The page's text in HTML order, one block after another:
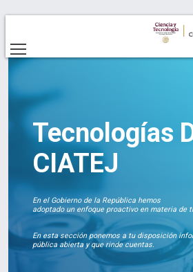
Tecnologías
CIATEJ
En el Gobierno de la República hemos
adoptado un enfoque proactivo en materia de
En esta sección ponemos a tu disposición
pública abierta y que rinde cuentas.